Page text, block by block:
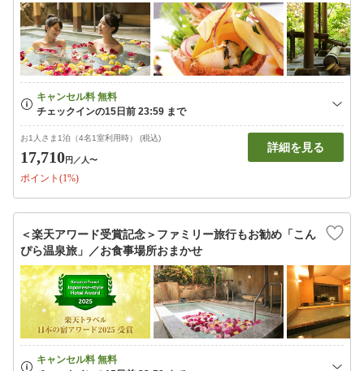
お1人さま1泊（4名1室利用時） (税込)
17,710円 ／人〜
ポイント(1%)
詳細を見る
＜楽天アワード受賞記念＞ファミリー旅行もお勧め「こん
ぴら温泉旅」／お食事場所おまかせ